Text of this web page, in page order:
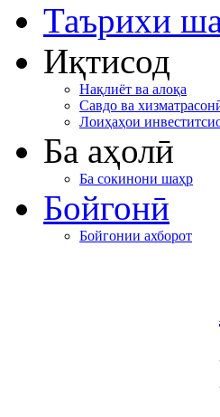
Таърихи
Иқтисод
Нақлиёт ва алоқа
Савдо ва
Лоиҳаҳои
Ба аҳолӣ
Ба сокинони шаҳр
Бойгонӣ
Бойгонии ахборот